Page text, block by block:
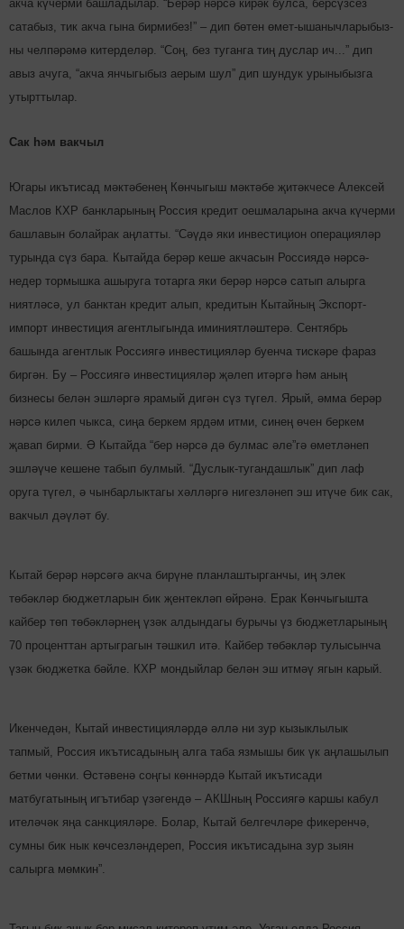
акча күчерми башладылар. “Берәр нәрсә кирәк булса, берсүзсез
сатабыз, тик акча гына бирмибез!” – дип бө­тен өмет-ышаныч­лары­быз­
ны чел­пә­рәмә ки­тер­деләр. “Соң, без туганга тиң дуслар ич...” дип
авыз ачуга, “акча янчыгыбыз аерым шул” дип шундук урыныбызга
утырт­тылар.
Сак һәм вакчыл
Югары икътисад мәк­тәбенең Көнчыгыш мәктәбе җитәкчесе Алексей
Маслов КХР банкларының Россия кредит оешмаларына акча күчерми
башлавын болайрак аңлатты. “Сәүдә яки ин­вес­тицион операцияләр
турында сүз бара. Кытайда берәр кеше акчасын Рос­сиядә нәр­сә­
недер тормышка ашыруга тотарга яки берәр нәрсә сатып алырга
ниятләсә, ул банктан кредит алып, кредитын Кы­тайның Экспорт-
импорт инвестиция агентлыгында ими­ният­ләш­терә. Сентябрь
башында агентлык Россиягә инвес­тицияләр буенча тис­кәре фараз
биргән. Бу – Рос­сиягә инвестицияләр җәлеп итәр­гә һәм аның
бизнесы белән эшләргә ярамый дигән сүз түгел. Ярый, әмма берәр
нәрсә килеп чыкса, сиңа беркем ярдәм итми, синең өчен беркем
җавап бирми. Ә Кытайда “бер нәрсә дә булмас әле”гә өметләнеп
эшләүче кешене табып булмый. “Дус­лык-тугандашлык” дип лаф
оруга түгел, ә чынбарлыктагы хәл­ләргә нигез­ләнеп эш итүче бик сак,
вакчыл дәүләт бу.
Кытай берәр нәрсәгә акча бирүне планлаштырганчы, иң элек
төбәкләр бюджетларын бик җентекләп өйрәнә. Ерак Көнчыгышта
кайбер төп төбәкләрнең үзәк алдындагы бурычы үз бюджетларының
70 проценттан артыграгын тәшкил итә. Кайбер төбәкләр тулысынча
үзәк бюджетка бәйле. КХР мондыйлар белән эш итмәү ягын карый.
Икенчедән, Кытай ин­вестицияләрдә әллә ни зур кызыклылык
тапмый, Россия икътисадының алга таба язмышы бик үк аңлашылып
бетми чөнки. Өстәвенә соңгы көннәрдә Кытай икътисади
матбугатының игътибар үзә­гендә – АКШның Россиягә каршы кабул
ителәчәк яңа санкцияләре. Болар, Кытай белгечләре фикеренчә,
сумны бик нык көчсезләндереп, Россия икътисадына зур зыян
салырга мөмкин”.